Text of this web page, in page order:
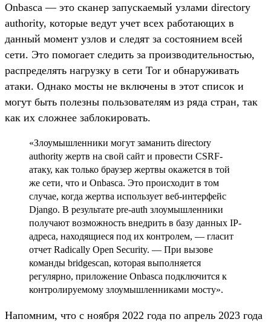
Onbasca — это сканер запускаемый узлами directory
authority, которые ведут учет всех работающих в
данный момент узлов и следят за состоянием всей
сети. Это помогает следить за производительностью,
распределять нагрузку в сети Tor и обнаруживать
атаки. Однако мосты не включены в этот список и
могут быть полезны пользователям из ряда стран, так
как их сложнее заблокировать.
«Злоумышленники могут заманить directory
authority жертв на свой сайт и провести CSRF-
атаку, как только браузер жертвы окажется в той
же сети, что и Onbasca. Это происходит в том
случае, когда жертва использует веб-интерфейс
Django. В результате pre-auth злоумышленники
получают возможность внедрить в базу данных IP-
адреса, находящиеся под их контролем, — гласит
отчет Radically Open Security. — При вызове
команды bridgescan, которая выполняется
регулярно, приложение Onbasca подключится к
контролируемому злоумышленниками мосту».
Напомним, что с ноября 2022 года по апрель 2023 года